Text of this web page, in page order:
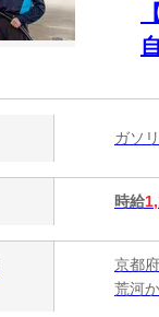
ガソ
時給
京都
荒河